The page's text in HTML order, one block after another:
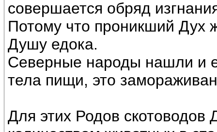
совершается обряд
Потому что проникший Дух
Душу едока.
Северные народы нашли и
тела пищи, это
Для этих Родов скотоводов